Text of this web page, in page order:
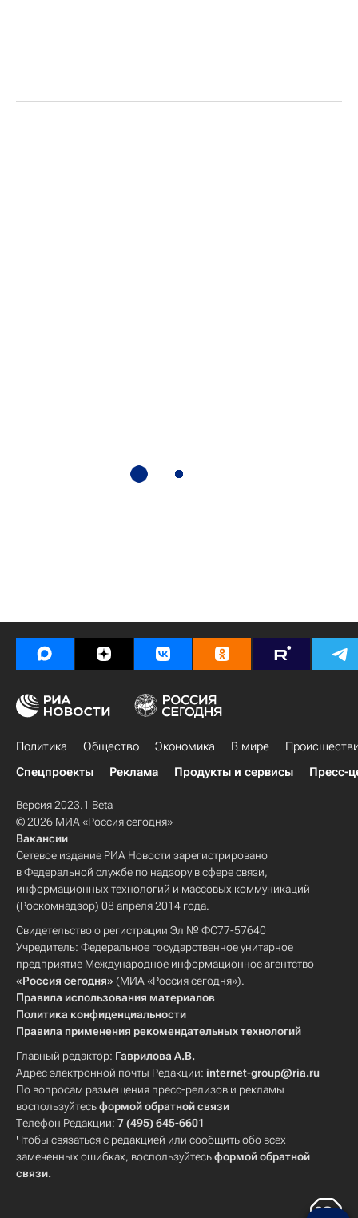
Политика Общество Экономика В мире
Спецпроекты
Реклама Продукты и сервисы Пресс-
Версия 2023.1 Beta
© 2026 МИА «Россия сегодня»
Вакансии
Сетевое издание РИА Новости зарегистрировано
в Федеральной службе по надзору в сфере связи,
информационных технологий и массовых коммуникаций
(Роскомнадзор) 08 апреля 2014 года.
Свидетельство о регистрации Эл № ФС77-57640
Учредитель: Федеральное государственное унитарное
предприятие Международное информационное агентство
«Россия сегодня» (МИА «Россия сегодня»).
Правила использования материалов
Политика конфиденциальности
Правила применения рекомендательных технологий
Главный редактор: Гаврилова А.В.
Адрес электронной почты Редакции: internet-group@ria.ru
По вопросам размещения пресс-релизов и рекламы
воспользуйтесьформой обратной связи
Телефон Редакции: 7 (495) 645-6601
Чтобы связаться с редакцией или сообщить обо всех
замеченных ошибках, воспользуйтесьформой обратной
связи.